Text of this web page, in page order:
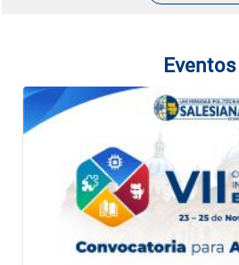
Eventos